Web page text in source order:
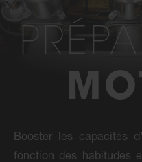
Booster les capacités
fonction des habitudes